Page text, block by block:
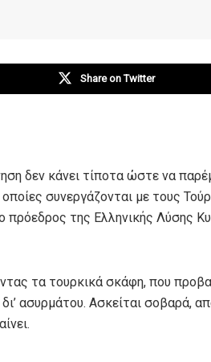
Share on Twitter
δεν κάνει τίποτα ώστε να
συνεργάζονται με τους
της Ελληνικής Λύσης
τα τουρκικά σκάφη, που
ασυρμάτου. Ασκείται σοβαρά,